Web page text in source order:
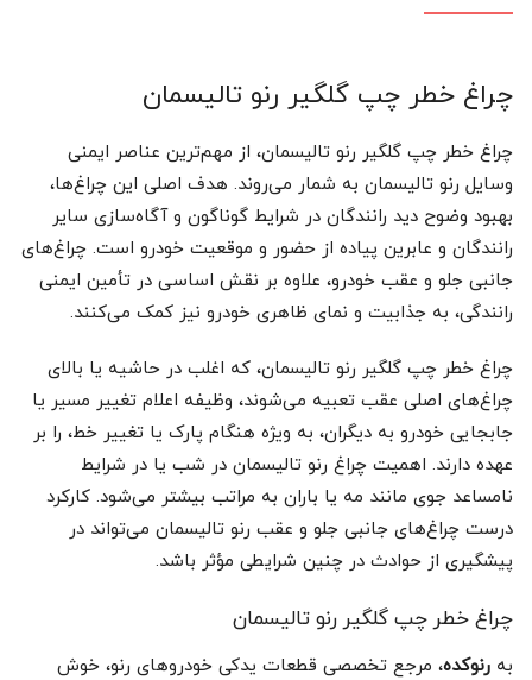
چراغ خطر چپ گلگیر رنو تالیسمان
چراغ خطر چپ گلگیر رنو تالیسمان، از مهم‌ترین عناصر ایمنی
وسایل رنو تالیسمان به شمار می‌روند. هدف اصلی این چراغ‌ها،
بهبود وضوح دید رانندگان در شرایط گوناگون و آگاه‌سازی سایر
رانندگان و عابرین پیاده از حضور و موقعیت خودرو است. چراغ‌های
جانبی جلو و عقب خودرو، علاوه بر نقش اساسی در تأمین ایمنی
رانندگی، به جذابیت و نمای ظاهری خودرو نیز کمک می‌کنند.
چراغ خطر چپ گلگیر رنو تالیسمان، که اغلب در حاشیه یا بالای
چراغ‌های اصلی عقب تعبیه می‌شوند، وظیفه اعلام تغییر مسیر یا
جابجایی خودرو به دیگران، به ویژه هنگام پارک یا تغییر خط، را بر
عهده دارند. اهمیت چراغ رنو تالیسمان در شب یا در شرایط
نامساعد جوی مانند مه یا باران به مراتب بیشتر می‌شود. کارکرد
درست چراغ‌های جانبی جلو و عقب رنو تالیسمان می‌تواند در
پیشگیری از حوادث در چنین شرایطی مؤثر باشد.
چراغ خطر چپ گلگیر رنو تالیسمان
بهرنوکده، مرجع تخصصی قطعات یدکی خودروهای رنو، خوش